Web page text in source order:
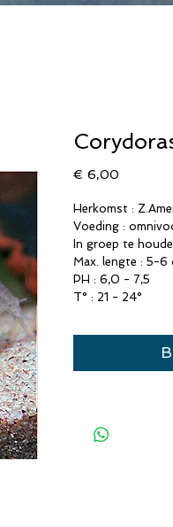
€ 6,00
Herkomst :
Voeding :
In groep te
Max. lengte : 5-6
PH : 6,0 - 7,5
T° : 21 - 24°